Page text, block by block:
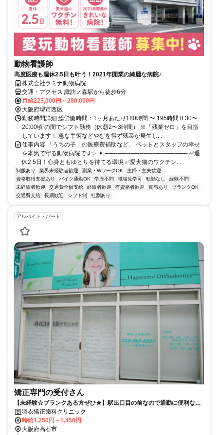
動物看護師
高度医療も週休2.5日も叶う！2021年開業の綺麗な病院♪
株式会社ラミナ動物病院
交通・アクセス 諏訪ノ森駅から徒歩6分
月給225,000円～280,000円
大阪府堺市西区
勤務時間詳細 総労働時間：1ヶ月あたり180時間 〜 195時間 8:30〜
20:00頃 の間でシフト勤務（休憩2〜3時間） ※「残業ゼロ」を目指
しています！ 急な手術などやむを得ず残業が発生し...
仕事内容 「うちの子」の医療費補助など、 ペットとスタッフの幸せ
を本気で守る動物病院です✨ ✦ː─────────────────── ✅週
休2.5日！心身ともゆとりを持てる環境 ✅愛犬猫のワクチン...
制服あり 業界未経験者歓迎 副業・WワークOK
主婦・主夫歓迎
資格取得支援あり
バイク通勤OK 学歴不問 職場見学可 転勤なし
経験不問
未経験者歓迎
交通費全額支給 経験者歓迎 有資格者歓迎 賞与あり
ブランクOK
交通費支給
長期歓迎 シフト制 社割あり
アルバイト・パート
矯正専門の受付さん
【未経験☆ブランクある方ぜひ★】駅出口目の前なので通勤に便利な職
場です☆週1日から大丈夫です。
羽衣矯正歯科クリニック
時給1,250円～1,450円
大阪府高石市